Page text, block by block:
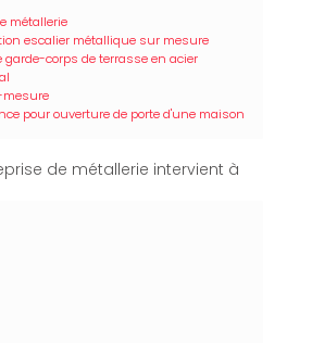
métallerie
escalier métallique sur mesure
garde-corps de terrasse en acier
mesure
pour ouverture de porte d'une maison
de métallerie intervient à